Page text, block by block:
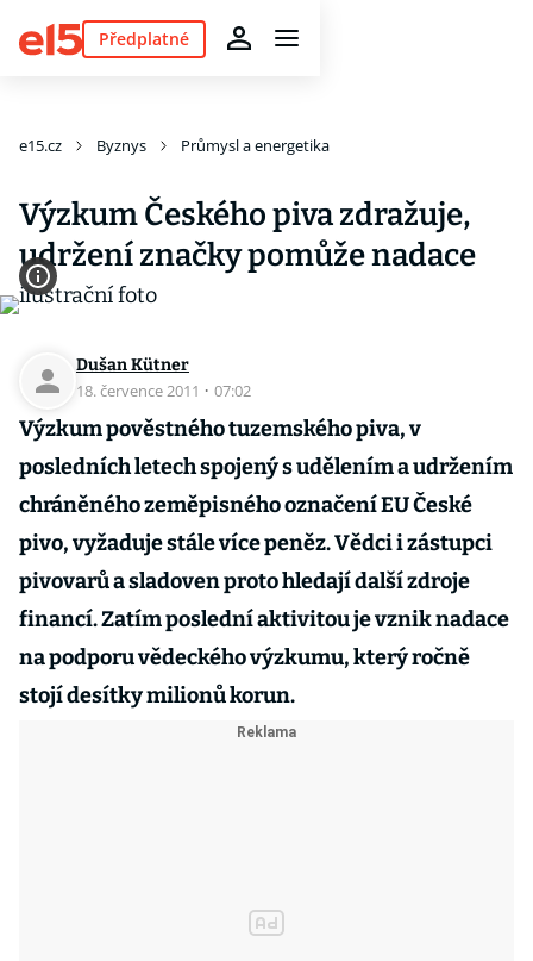
Předplatné
e15.cz Byznys Průmysl a energetika
Výzkum Českého piva zdražuje,
udržení značky pomůže nadace
Dušan Kütner
18. července 2011 · 07:02
Výzkum pověstného tuzemského piva, v
posledních letech spojený s udělením a udržením
chráněného zeměpisného označení EU České
pivo, vyžaduje stále více peněz. Vědci i zástupci
pivovarů a sladoven proto hledají další zdroje
financí. Zatím poslední aktivitou je vznik nadace
na podporu vědeckého výzkumu, který ročně
stojí desítky milionů korun.